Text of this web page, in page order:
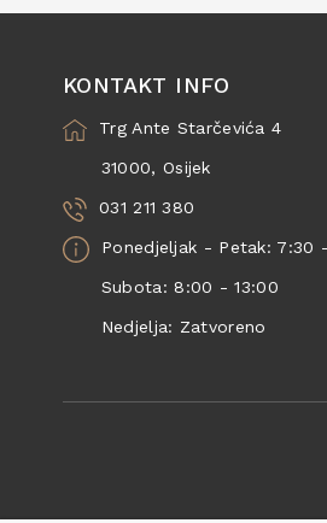
KONTAKT INFO
Trg Ante Starčevića 4
31000, Osijek
031 211 380
Ponedjeljak - Petak: 7:30
Subota: 8:00 - 13:00
Nedjelja: Zatvoreno